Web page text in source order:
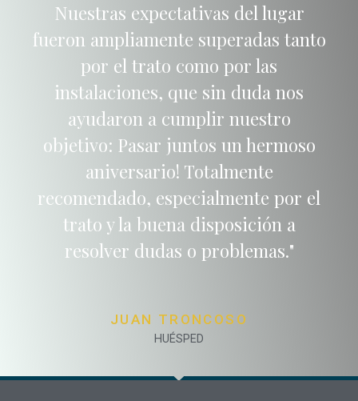
Nuestras expectativas del lugar
fueron ampliamente superadas tanto
por el trato como por las
instalaciones, que sin duda nos
ayudaron a cumplir nuestro
objetivo: Pasar juntos un hermoso
aniversario! Totalmente
recomendado, especialmente por el
trato y la buena disposición a
resolver dudas o problemas."
JUAN TRONCOSO
HUÉSPED